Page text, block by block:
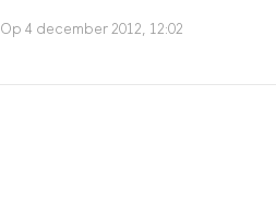
Op 4 december 2012, 12:02